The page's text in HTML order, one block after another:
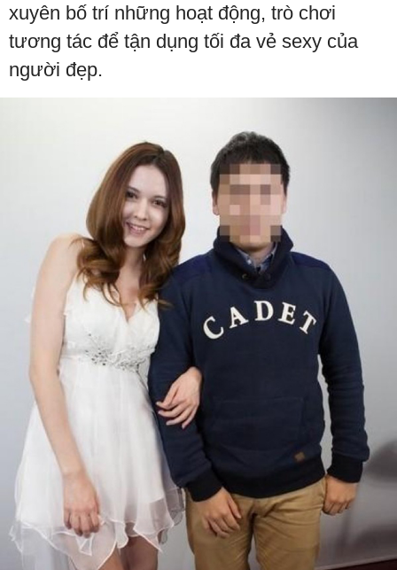
xuyên bố trí những hoạt động, trò chơi
tương tác để tận dụng tối đa vẻ sexy của
người đẹp.